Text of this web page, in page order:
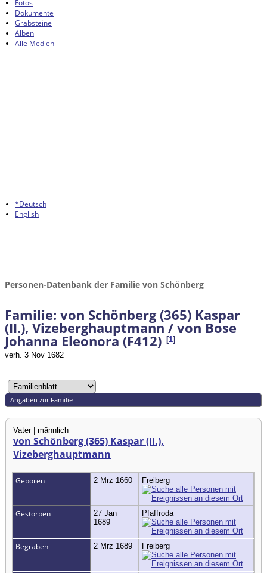
Fotos
Dokumente
Grabsteine
Alben
Alle Medien
*Deutsch
English
Personen-Datenbank der Familie von Schönberg
Familie: von Schönberg (365) Kaspar
(II.), Vizeberghauptmann / von Bose
Johanna Eleonora (F412) [1]
verh. 3 Nov 1682
Angaben zur Familie
Vater | männlich
von Schönberg (365) Kaspar (II.),
Vizeberghauptmann
Geboren 2 Mrz 1660 Freiberg
Gestorben
27 Jan
1689
Pfaffroda
Begraben 2 Mrz 1689 Freiberg